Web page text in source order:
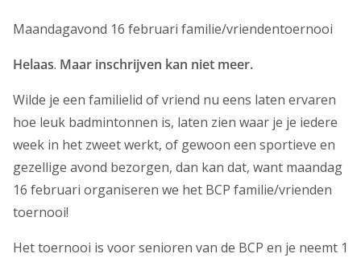
Maandagavond 16 februari familie/vriendentoernooi
Helaas. Maar inschrijven kan niet meer.
Wilde je een familielid of vriend nu eens laten ervaren
hoe leuk badmintonnen is, laten zien waar je je iedere
week in het zweet werkt, of gewoon een sportieve en
gezellige avond bezorgen, dan kan dat, want maandag
16 februari organiseren we het BCP familie/vrienden
toernooi!
Het toernooi is voor senioren van de BCP en je neemt 1